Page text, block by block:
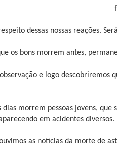
dessas nossas reações.
os bons morrem antes,
e logo descobriremos
dias morrem pessoas jovens,
em acidentes diversos.
as notícias da morte de